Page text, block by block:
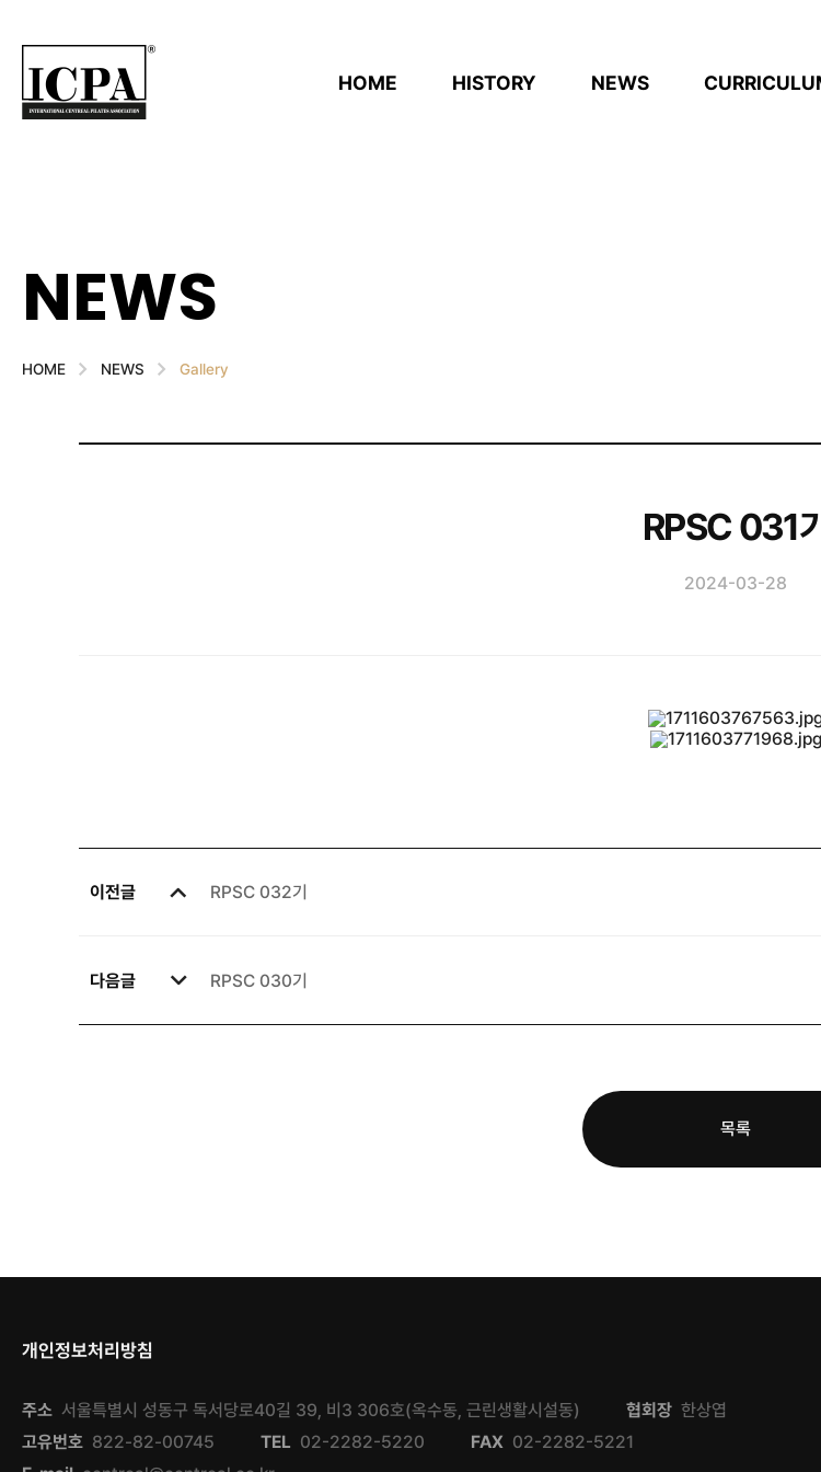
HOME HISTORY NEWS
NEWS
HOME NEWS Gallery
RPSC 031기
2024-03-28
이전글 RPSC 032기
다음글 RPSC 030기
목록
개인정보처리방침
주소 서울특별시 성동구 독서당로40길 39, 비3 306호(옥수동, 근린생활시설동) 협회장 한상엽
고유번호 822-82-00745 TEL 02-2282-5220 FAX 02-2282-5221